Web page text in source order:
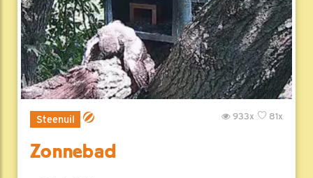
Steenuil 81x
933x
Zonnebad